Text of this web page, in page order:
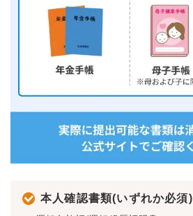
本人確認書類(いずれか必須)